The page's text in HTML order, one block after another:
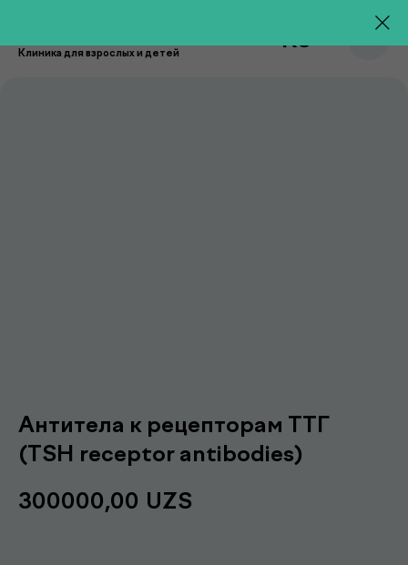
Антитела к рецепторам ТТГ
(TSH receptor antibodies)
300000,00 UZS